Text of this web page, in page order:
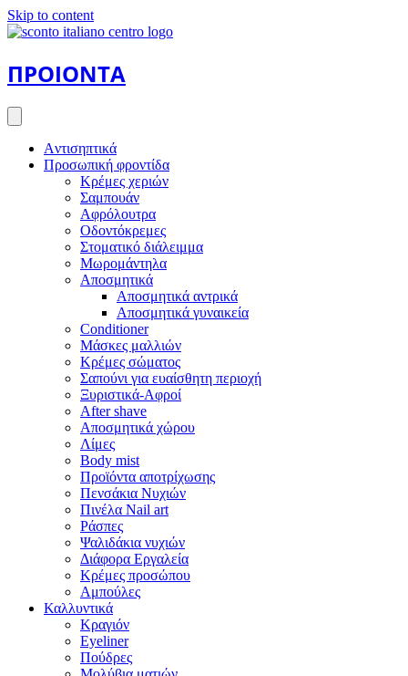
Skip to content
ΠΡΟΙΟΝΤΑ
Aντισηπτικά
Προσωπική φροντίδα
Κρέμες χεριών
Σαμπουάν
Αφρόλουτρα
Οδοντόκρεμες
Στοματικό διάλειμμα
Μωρομάντηλα
Αποσμητικά
Αποσμητικά αντρικά
Αποσμητικά γυναικεία
Conditioner
Μάσκες μαλλιών
Κρέμες σώματος
Σαπούνι για ευαίσθητη περιοχή
Ξυριστικά-Αφροί
After shave
Αποσμητικά χώρου
Λίμες
Body mist
Προϊόντα αποτρίχωσης
Πενσάκια Νυχιών
Πινέλα Nail art
Ράσπες
Ψαλιδάκια νυχιών
Διάφορα Εργαλεία
Κρέμες προσώπου
Αμπούλες
Καλλυντικά
Κραγιόν
Eyeliner
Πούδρες